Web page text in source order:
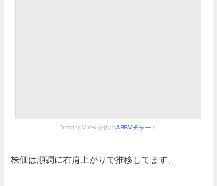
TradingView提供のABBVチャート
株価は順調に右肩上がりで推移してます。